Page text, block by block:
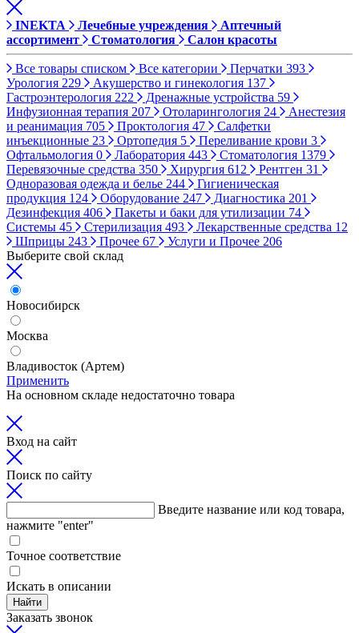
INEKTA Лечебные учреждения
Аптечный
ассортимент
Стоматология Салон красоты
Все товары списком Все категории Перчатки 393
Урология 229 Акушерство и гинекология 137
Гастроэнтерология 222 Дренажные устройства 59
Инфузионная терапия 207 Отоларингология 24
Анестезия
и реанимация 705 Проктология 47
Салфетки
инъекционные 23 Ортопедия 5 Переливание крови 3
Офтальмология 0 Лаборатория 443 Стоматология 1379
Перевязочные средства 350 Хирургия 612 Рентген 31
Одноразовая одежда и белье 244
Гигиеническая
продукция 124 Оборудование 247 Диагностика 201
Дезинфекция 406 Пакеты и баки для утилизации 74
Системы 45 Стерилизация 493 Лекарственные средства 12
Шприцы 243 Прочее 67 Услуги и Прочее 206
Выберите свой склад
Новосибирск
Москва
Владивосток (Артем)
Применить
На основном складе недостаточно товара
Вход на сайт
Поиск по сайту
Введите название или код товара,
нажмите "enter"
Точное соответствие
Искать в описании
Найти
Заказать звонок